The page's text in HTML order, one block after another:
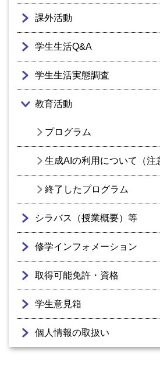
課外活動
学生生活Q&A
学生生活実態調査
教育活動
プログラム
生成AIの利用について（注
終了したプログラム
シラバス（授業概要）等
修学インフォメーション
取得可能免許・資格
学生意見箱
個人情報の取扱い